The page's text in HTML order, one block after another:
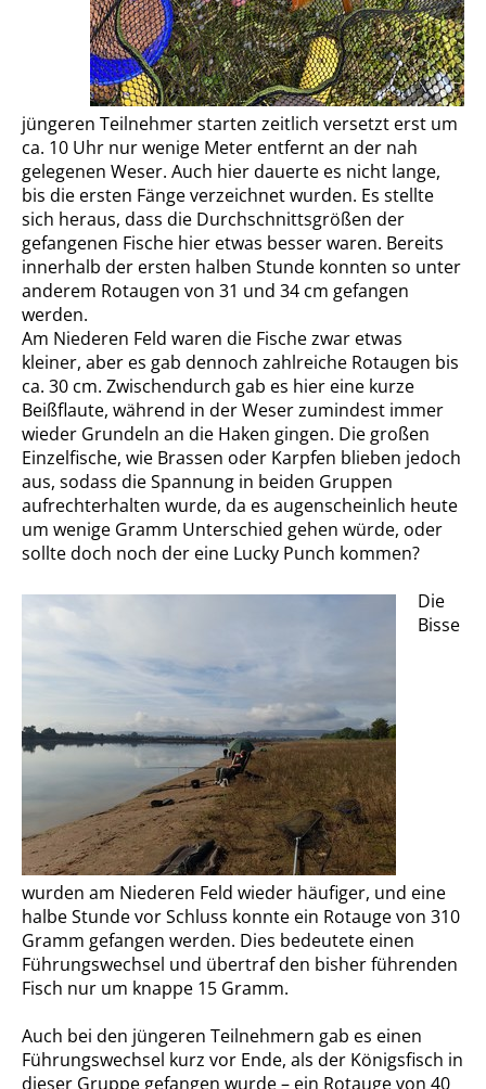
jüngeren Teilnehmer starten zeitlich versetzt erst um
ca. 10 Uhr nur wenige Meter entfernt an der nah
gelegenen Weser. Auch hier dauerte es nicht lange,
bis die ersten Fänge verzeichnet wurden. Es stellte
sich heraus, dass die Durchschnittsgrößen der
gefangenen Fische hier etwas besser waren. Bereits
innerhalb der ersten halben Stunde konnten so unter
anderem Rotaugen von 31 und 34 cm gefangen
werden.
Am Niederen Feld waren die Fische zwar etwas
kleiner, aber es gab dennoch zahlreiche Rotaugen bis
ca. 30 cm. Zwischendurch gab es hier eine kurze
Beißflaute, während in der Weser zumindest immer
wieder Grundeln an die Haken gingen. Die großen
Einzelfische, wie Brassen oder Karpfen blieben jedoch
aus, sodass die Spannung in beiden Gruppen
aufrechterhalten wurde, da es augenscheinlich heute
um wenige Gramm Unterschied gehen würde, oder
sollte doch noch der eine Lucky Punch kommen?
Die
Bisse
wurden am Niederen Feld wieder häufiger, und eine
halbe Stunde vor Schluss konnte ein Rotauge von 310
Gramm gefangen werden. Dies bedeutete einen
Führungswechsel und übertraf den bisher führenden
Fisch nur um knappe 15 Gramm.
Auch bei den jüngeren Teilnehmern gab es einen
Führungswechsel kurz vor Ende, als der Königsfisch in
dieser Gruppe gefangen wurde – ein Rotauge von 40